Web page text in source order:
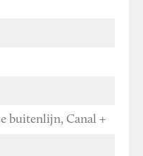
buitenlijn, Canal +